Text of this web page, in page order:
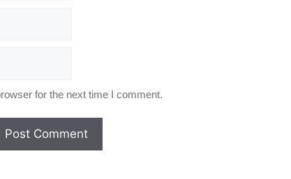
for the next time I comment.